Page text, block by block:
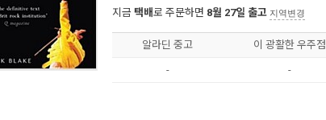
지금 택배로 주문하면 8월 27일 출고 지역변경
알라딘 중고 이 광활한 우주점
- -